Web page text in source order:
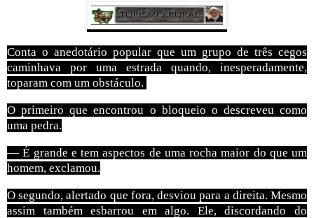
Conta o anedotário popular que um grupo de três cegos
caminhava por uma estrada quando, inesperadamente,
toparam com um obstáculo.
O primeiro que encontrou o bloqueio o descreveu como
uma pedra.
— É grande e tem aspectos de uma rocha maior do que um
homem, exclamou.
O segundo, alertado que fora, desviou para a direita. Mesmo
assim também esbarrou em algo. Ele, discordando do